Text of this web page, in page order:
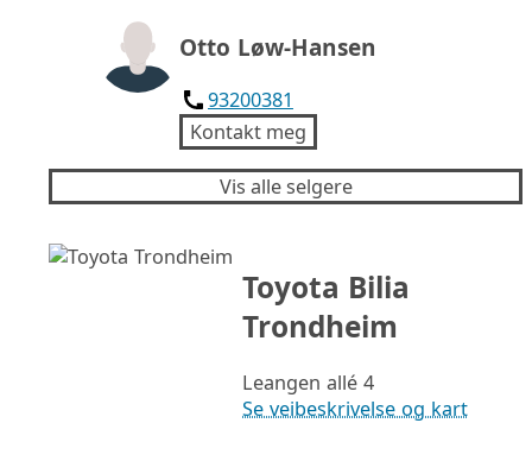
Otto Løw-Hansen
93200381
Kontakt meg
Vis alle selgere
Toyota Bilia
Trondheim
Leangen allé 4
Se veibeskrivelse og kart